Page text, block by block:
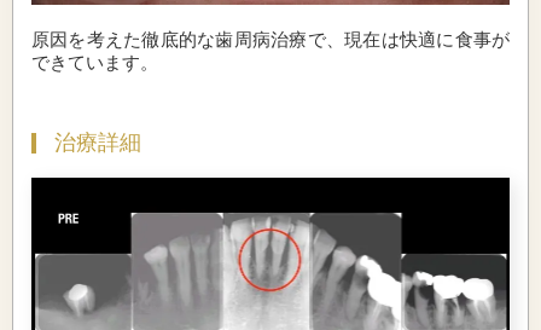
原因を考えた徹底的な歯周病治療で、現在は快適に食事が
できています。
治療詳細